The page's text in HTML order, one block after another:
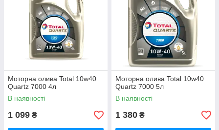
Моторна олива Total 10w40
Quartz 7000 4л
В наявності
1 099 ₴
Моторна олива Total 10w40
Quartz 7000 5л
В наявності
1 380 ₴